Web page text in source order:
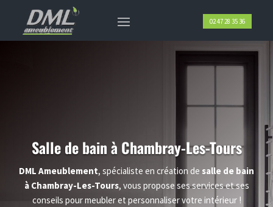
02 47 28 35 36
Salle de bainà Chambray-Les-Tours
DML Ameublement, spécialiste en création de salle de bain
à Chambray-Les-Tours, vous propose ses services et ses
conseils pour meubler et personnaliser votre intérieur !